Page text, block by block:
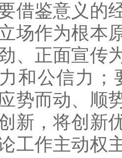
借鉴意义的
场作为根本
、正面宣传
和公信力；
势而动、顺
新，将创新
工作主动权